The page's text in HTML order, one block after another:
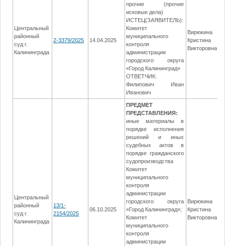
Центральный
районный
суд г.
Калининграда
2-3379/2025 14.04.2025
прочие (прочие
исковые дела)
ИСТЕЦ(ЗАЯВИТЕЛЬ):
Комитет
муниципального
контроля
администрации
городского округа
«Город Калининград»
ОТВЕТЧИК:
Филипович Иван
Иванович
Вирюкина
Кристина
Викторовна
Центральный
районный
суд г.
Калининграда
13/1-
2154/2025
06.10.2025
ПРЕДМЕТ
ПРЕДСТАВЛЕНИЯ:
иные материалы в
порядке исполнения
решений и иных
судебных актов в
порядке гражданского
судопроизводства
Комитет
муниципального
контроля
администрации
городского округа
«Город Калининград»;
Комитет
муниципального
контроля
администрации
Вирюкина
Кристина
Викторовна